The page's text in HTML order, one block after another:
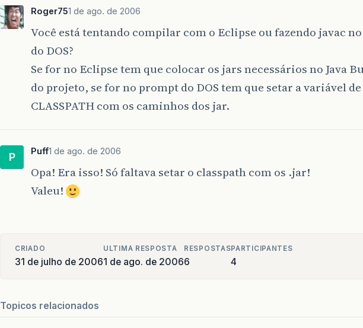
Roger751 de ago. de 2006
Você está tentando compilar com o Eclipse ou fazendo javac
do DOS?
Se for no Eclipse tem que colocar os jars necessários no Java
do projeto, se for no prompt do DOS tem que setar a variável
CLASSPATH com os caminhos dos jar.
P Puff1 de ago. de 2006
Opa! Era isso! Só faltava setar o classpath com os .jar!
Valeu!
CRIADO
31 de julho de 2006
ULTIMA RESPOSTA
1 de ago. de 2006
RESPOSTAS
6
PARTICIPANTES
4
Topicos relacionados